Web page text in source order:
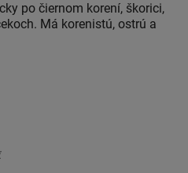
po čiernom korení, škorici,
Má korenistú, ostrú a